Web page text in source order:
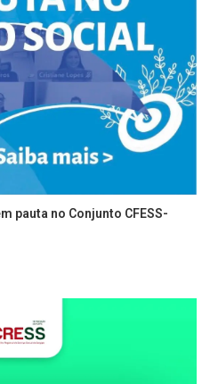
pauta no Conjunto CFESS-